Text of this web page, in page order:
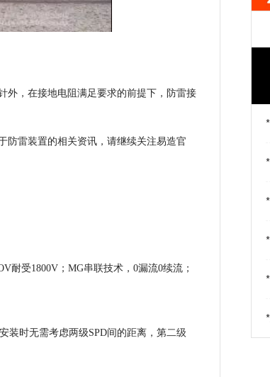
外，在接地电阻满足要求的前提下，防雷接
防雷装置的相关资讯，请继续关注易造官
耐受1800V；MG串联技术，0漏流0续流；
装时无需考虑两级SPD间的距离，第二级
*
*
*
*
*
*